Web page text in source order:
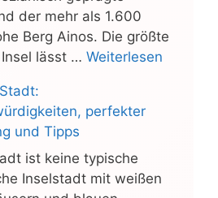
der mehr als 1.600
Berg Ainos. Die größte
lässt … Weiterlesen
perfekter
und Tipps
ist keine typische
Inselstadt mit weißen